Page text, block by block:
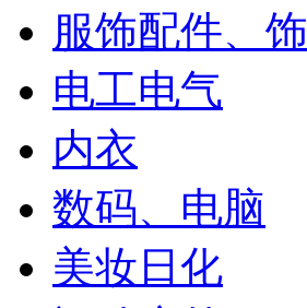
服饰配件、
电工电气
内衣
数码、电脑
美妆日化